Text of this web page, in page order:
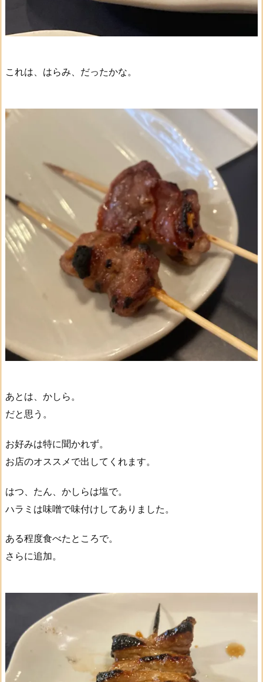
これは、はらみ、だったかな。
あとは、かしら。
だと思う。
お好みは特に聞かれず。
お店のオススメで出してくれます。
はつ、たん、かしらは塩で。
ハラミは味噌で味付けしてありました。
ある程度食べたところで。
さらに追加。